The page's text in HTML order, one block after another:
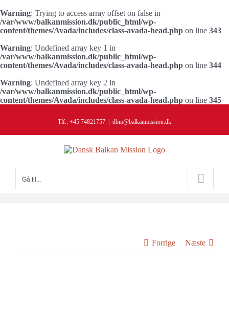
Warning: Trying to access array offset on false in
/var/www/balkanmission.dk/public_html/wp-
content/themes/Avada/includes/class-avada-head.php on line 343
Warning: Undefined array key 1 in
/var/www/balkanmission.dk/public_html/wp-
content/themes/Avada/includes/class-avada-head.php on line 344
Warning: Undefined array key 2 in
/var/www/balkanmission.dk/public_html/wp-
content/themes/Avada/includes/class-avada-head.php on line 345
Tlf.: +45 74821757 dbm@balkanmission.dk
Gå til...
Forrige Næste